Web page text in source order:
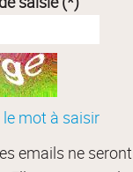
mot à saisir
emails ne